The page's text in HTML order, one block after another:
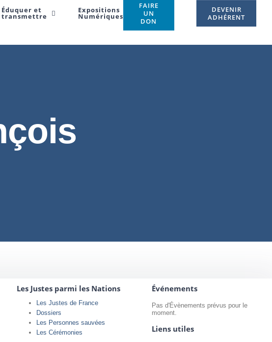
Éduquer et
transmettre
Expositions
Numériques
FAIRE
UN
DON
DEVENIR
ADHÉRENT
Les Justes parmi les Nations
Les Justes de France
Dossiers
Les Personnes sauvées
Les Cérémonies
Événements
Pas d'Évènements prévus pour le
moment.
Liens utiles